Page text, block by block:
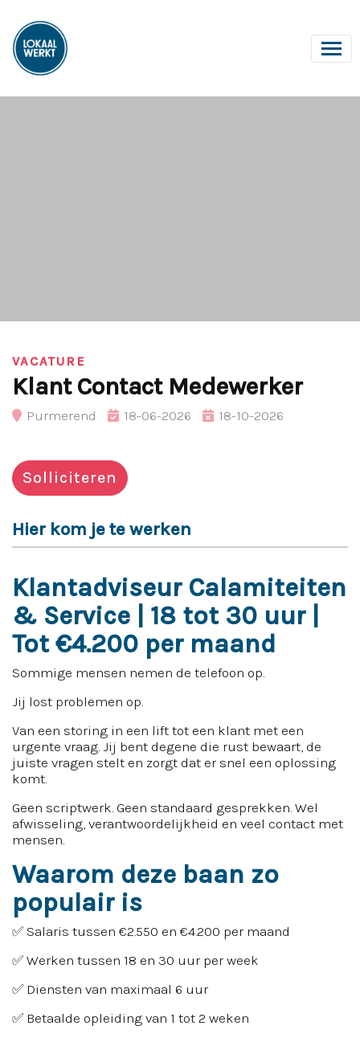
VACATURE
Klant Contact Medewerker
Purmerend 18-06-2026 18-10-2026
Solliciteren
Hier kom je te werken
Klantadviseur Calamiteiten
& Service | 18 tot 30 uur |
Tot €4.200 per maand
Sommige mensen nemen de telefoon op.
Jij lost problemen op.
Van een storing in een lift tot een klant met een
urgente vraag. Jij bent degene die rust bewaart, de
juiste vragen stelt en zorgt dat er snel een oplossing
komt.
Geen scriptwerk. Geen standaard gesprekken. Wel
afwisseling, verantwoordelijkheid en veel contact met
mensen.
Waarom deze baan zo
populair is
✅ Salaris tussen €2.550 en €4.200 per maand
✅ Werken tussen 18 en 30 uur per week
✅ Diensten van maximaal 6 uur
✅ Betaalde opleiding van 1 tot 2 weken